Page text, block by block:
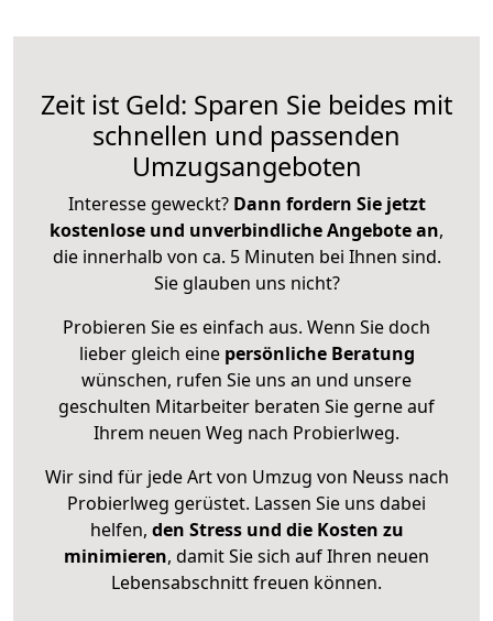
Zeit ist Geld: Sparen Sie beides mit
schnellen und passenden
Umzugsangeboten
Interesse geweckt? Dann fordern Sie jetzt
kostenlose und unverbindliche Angebote an,
die innerhalb von ca. 5 Minuten bei Ihnen sind.
Sie glauben uns nicht?
Probieren Sie es einfach aus. Wenn Sie doch
lieber gleich eine persönliche Beratung
wünschen, rufen Sie uns an und unsere
geschulten Mitarbeiter beraten Sie gerne auf
Ihrem neuen Weg nach Probierlweg.
Wir sind für jede Art von Umzug von Neuss nach
Probierlweg gerüstet. Lassen Sie uns dabei
helfen, den Stress und die Kosten zu
minimieren, damit Sie sich auf Ihren neuen
Lebensabschnitt freuen können.